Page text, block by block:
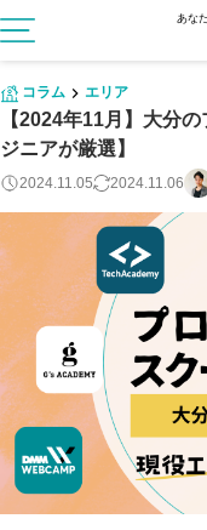
あな
コラム エリア
【2024年11月】大分
ジニアが厳選】
2024.11.05 2024.11.06